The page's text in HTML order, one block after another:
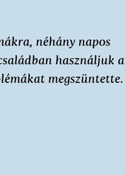
néhány napos
használjuk a
megszüntette.